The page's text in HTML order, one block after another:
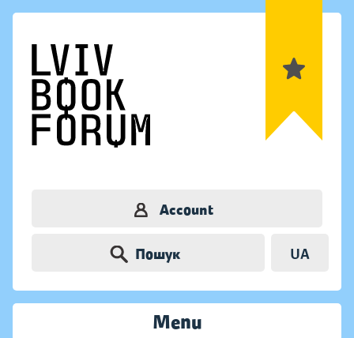
Account
Пошук UA
Menu